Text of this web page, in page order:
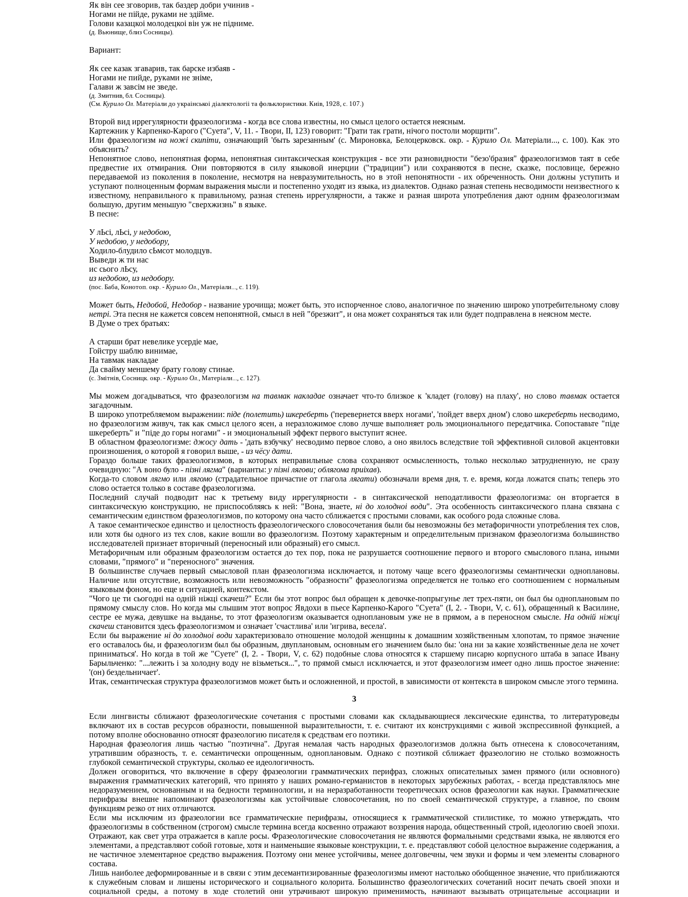
Як вiн сее зговорив, так баздер добри учинив -
Ногами не пiйде, руками не здiйме.
Голови казацкоi молодецкоi вiн уж не пiдниме.
(д. Вьюнище, близ Сосницы).
Вариант:
Як сее казак згаварив, так барске избаяв -
Ногами не пийде, руками не знiме,
Галави ж завсiм не зведе.
(д. Змитнив, бл. Сосницы).
(См.Курило Ол. Матерiали до украiнськоi дiалектологii та фольклористики. Киiв, 1928, с. 107.)
Второй вид иррегулярности фразеологизма - когда все слова известны, но смысл целого остается неясным.
Картежник у Карпенко-Карого ("Суета", V, 11. - Твори, II, 123) говорит: "Грати так грати, нiчого постоли морщити".
Или фразеологизм на ножi скипiти, означающий 'быть зарезанным' (с. Мироновка, Белоцерковск. окр. - Курило Ол. Maтepiaли..., с. 100). Как это
объяснить?
Непонятное слово, непонятная форма, непонятная синтаксическая конструкция - все эти разновидности "безо'бразия" фразеологизмов таят в себе
предвестие их отмирания. Они повторяются в силу языковой инерции ("традиции") или сохраняются в песне, сказке, пословице, бережно
передаваемой из поколения в поколение, несмотря на невразумительность, но в этой непонятности - их обреченность. Они должны уступить и
уступают полноценным формам выражения мысли и постепенно уходят из языка, из диалектов. Однако разная степень несводимости неизвестного к
известному, неправильного к правильному, разная степень иррегулярности, а также и разная широта употребления дают одним фразеологизмам
большую, другим меньшую "сверхжизнь" в языке.
В песне:
У лЬсi, лЬci,у недобою,
У недобою, у недобору,
Ходило-блудило сЬмсот молодцув.
Выведи ж ти нас
ис сього лЬсу,
из недобою, из недобору.
(пос. Баба, Конотоп. окр. -Курило Ол., Матерiали..., с. 119).
Может быть, Недобой, Недобор- название урочища; может быть, это испорченное слово, аналогичное по значению широко употребительному слову
нетрi. Эта песня не кажется совсем непонятной, смысл в ней "брезжит", и она может сохраняться так или будет подправлена в неясном месте.
В Думе о трех братьях:
А старши брат невелике усердiе мае,
Гойстру шаблю винимае,
На тавмак накладае
Да свайму меншему брату голову стинае.
(с. Змiтнiв, Сосницк. окр. -Курило Ол., Матерiали..., с. 127).
Мы можем догадываться, что фразеологизмна тавмак накладае означает что-то близкое к 'кладет (голову) на плаху', но слово тавмакостается
загадочным.
В широко употребляемом выражении:пiде (полетить) шкереберть ('перевернется вверх ногами', 'пойдет вверх дном') словошкереберть несводимо,
но фразеологизм живуч, так как смысл целого ясен, а неразложимое слово лучше выполняет роль эмоционального передатчика. Сопоставьте "пiде
шкереберть" и "пiде до горы ногами" - и эмоциональный эффект первого выступит яснее.
В областном фразеологизме:джосу дать- 'дать взбучку' несводимо первое слово, а оно явилось вследствие той эффективной силовой акцентовки
произношения, о которой я говорил выше, -из чёсу дати.
Гораздо больше таких фразеологизмов, в которых неправильные слова сохраняют осмысленность, только несколько затрудненную, не сразу
очевидную: "А воно було -пiзнi лягма" (варианты:у пiзнi лягови; облягома npиixaв).
Когда-то словомлягмо или лягомо(страдательное причастие от глаголалягати) обозначали время дня, т. е. время, когда ложатся спать; теперь это
слово остается только в составе фразеологизма.
Последний случай подводит нас к третьему виду иррегулярности - в синтаксической неподатливости фразеологизма: он вторгается в
синтаксическую конструкцию, не приспособляясь к ней: "Вона, знаете, нi до холодноi води". Эта особенность синтаксического плана связана с
семантическим единством фразеологизмов, по которому она часто сближается с простыми словами, как особого рода сложные слова.
А такое семантическое единство и целостность фразеологического словосочетания были бы невозможны без метафоричности употребления тех слов,
или хотя бы одного из тех слов, какие вошли во фразеологизм. Поэтому характерным и определительным признаком фразеологизма большинство
исследователей признает вторичный (переносный или образный) его смысл.
Метафоричным или образным фразеологизм остается до тех пор, пока не разрушается соотношение первого и второго смыслового плана, иными
словами, "прямого" и "переносного" значения.
В большинстве случаев первый смысловой план фразеологизма исключается, и потому чаще всего фразеологизмы семантически одноплановы.
Наличие или отсутствие, возможность или невозможность "образности" фразеологизма определяется не только его соотношением с нормальным
языковым фоном, но еще и ситуацией, контекстом.
"Чого це ти сьогоднi на однiй нiжцi скачеш?" Если бы этот вопрос был обращен к девочке-попрыгунье лет трех-пяти, он был бы одноплановым по
прямому смыслу слов. Но когда мы слышим этот вопрос Явдохи в пьесе Карпенко-Карого "Суета" (I, 2. - Твори, V, с. 61), обращенный к Василине,
сестре ее мужа, девушке на выданье, то этот фразеологизм оказывается одноплановым уже не в прямом, а в переносном смысле. На однiй нiжцi
скачеш становится здесь фразеологизмом и означает 'счастлива' или 'игрива, весела'.
Если бы выражение нi до холодноi водихарактеризовало отношение молодой женщины к домашним хозяйственным хлопотам, то прямое значение
его оставалось бы, и фразеологизм был бы образным, двуплановым, основным его значением было бы: 'она ни за какие хозяйственные дела не хочет
приниматься'. Но когда в той же "Суете" (I, 2. - Твори, V, с. 62) подобные слова относятся к старшему писарю корпусного штаба в запасе Ивану
Барыльченко: "...лежить i за холодну воду не вiзьметься...", то прямой смысл исключается, и этот фразеологизм имеет одно лишь простое значение:
'(он) бездельничает'.
Итак, семантическая структура фразеологизмов может быть и осложненной, и простой, в зависимости от контекста в широком смысле этого термина.
3
Если лингвисты сближают фразеологические сочетания с простыми словами как складывающиеся лексические единства, то литературоведы
включают их в состав ресурсов образности, повышенной выразительности, т. е. считают их конструкциями с живой экспрессивной функцией, а
потому вполне обоснованно относят фразеологию писателя к средствам его поэтики.
Народная фразеология лишь частью "поэтична". Другая немалая часть народных фразеологизмов должна быть отнесена к словосочетаниям,
утратившим образность, т. е. семантически опрощенным, одноплановым. Однако с поэтикой сближает фразеологию не столько возможность
глубокой семантической структуры, сколько ее идеологичность.
Должен оговориться, что включение в сферу фразеологии грамматических перифраз, сложных описательных замен прямого (или основного)
выражения грамматических категорий, что принято у наших романо-германистов в некоторых зарубежных работах, - всегда представлялось мне
недоразумением, основанным и на бедности терминологии, и на неразработанности теоретических основ фразеологии как науки. Грамматические
перифразы внешне напоминают фразеологизмы как устойчивые словосочетания, но по своей семантической структуре, а главное, по своим
функциям резко от них отличаются.
Если мы исключим из фразеологии все грамматические перифразы, относящиеся к грамматической стилистике, то можно утверждать, что
фразеологизмы в собственном (строгом) смысле термина всегда косвенно отражают воззрения народа, общественный строй, идеологию своей эпохи.
Отражают, как свет утра отражается в капле росы. Фразеологические словосочетания не являются формальными средствами языка, не являются его
элементами, а представляют собой готовые, хотя и наименьшие языковые конструкции, т. е. представляют собой целостное выражение содержания, а
не частичное элементарное средство выражения. Поэтому они менее устойчивы, менее долговечны, чем звуки и формы и чем элементы словарного
состава.
Лишь наиболее деформированные и в связи с этим десемантизированные фразеологизмы имеют настолько обобщенное значение, что приближаются
к служебным словам и лишены исторического и социального колорита. Большинство фразеологических сочетаний носит печать своей эпохи и
социальной среды, а потому в ходе столетий они утрачивают широкую применимость, начинают вызывать отрицательные ассоциации и